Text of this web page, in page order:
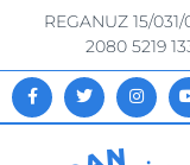
Saltar
contenido
REGANUZ 15/
2080 5219